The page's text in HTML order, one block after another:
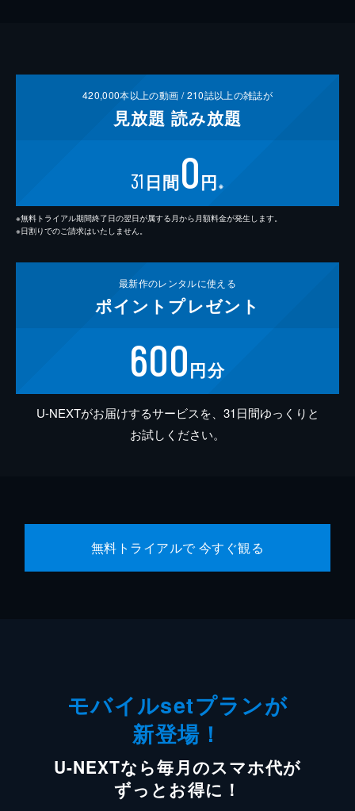
420,000本以上の動画 /210誌以上の雑誌が
見放題 読み放題
31 日間0円 ※
※無料トライアル期間終了日の翌日が属する月から月額料金が発生します。
※日割りでのご請求はいたしません。
最新作のレンタルに使える
ポイント プレゼント
600円分
U-NEXTがお届けするサービスを、31日間ゆっくりと
お試しください。
無料トライアルで 今すぐ観る
モバイルsetプランが
新登場！
U-NEXTなら毎月のスマホ代が
ずっとお得に！